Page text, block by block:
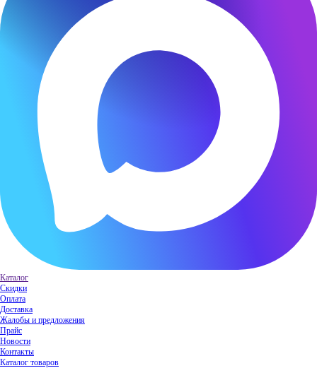
Каталог
Скидки
Оплата
Доставка
Жалобы и предложения
Прайс
Новости
Контакты
Каталог товаров